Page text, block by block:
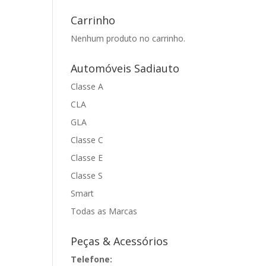
Carrinho
Nenhum produto no carrinho.
Automóveis Sadiauto
Classe A
CLA
GLA
Classe C
Classe E
Classe S
Smart
Todas as Marcas
Peças & Acessórios
Telefone: